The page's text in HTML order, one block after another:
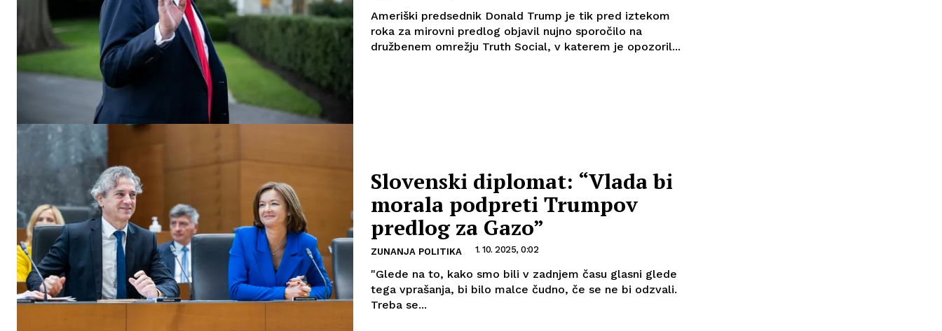
Ameriški predsednik Donald Trump je tik pred iztekom
roka za mirovni predlog objavil nujno sporočilo na
družbenem omrežju Truth Social, v katerem je opozoril...
Slovenski diplomat: “Vlada bi
morala podpreti Trumpov
predlog za Gazo”
ZUNANJA POLITIKA 1. 10. 2025, 0:02
"Glede na to, kako smo bili v zadnjem času glasni glede
tega vprašanja, bi bilo malce čudno, če se ne bi odzvali.
Treba se...